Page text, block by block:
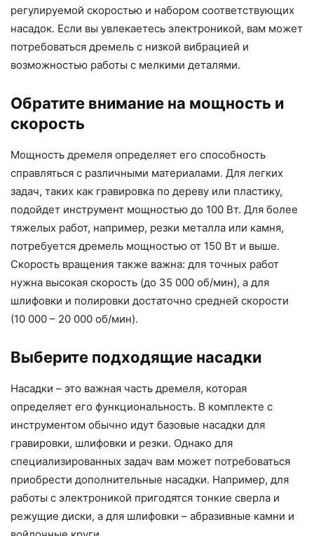
регулируемой скоростью и набором соответствующих
насадок. Если вы увлекаетесь электроникой, вам может
потребоваться дремель с низкой вибрацией и
возможностью работы с мелкими деталями.
Обратите внимание на мощность и
скорость
Мощность дремеля определяет его способность
справляться с различными материалами. Для легких
задач, таких как гравировка по дереву или пластику,
подойдет инструмент мощностью до 100 Вт. Для более
тяжелых работ, например, резки металла или камня,
потребуется дремель мощностью от 150 Вт и выше.
Скорость вращения также важна: для точных работ
нужна высокая скорость (до 35 000 об/мин), а для
шлифовки и полировки достаточно средней скорости
(10 000 – 20 000 об/мин).
Выберите подходящие насадки
Насадки – это важная часть дремеля, которая
определяет его функциональность. В комплекте с
инструментом обычно идут базовые насадки для
гравировки, шлифовки и резки. Однако для
специализированных задач вам может потребоваться
приобрести дополнительные насадки. Например, для
работы с электроникой пригодятся тонкие сверла и
режущие диски, а для шлифовки – абразивные камни и